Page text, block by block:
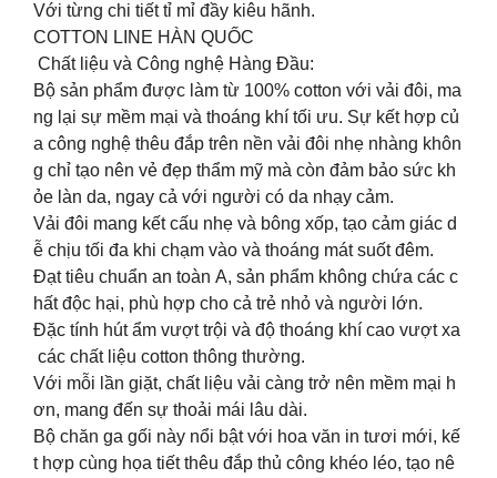
Với từng chi tiết tỉ mỉ đầy kiêu hãnh.
COTTON LINE HÀN QUỐC
Chất liệu và Công nghệ Hàng Đầu:
Bộ sản phẩm được làm từ 100% cotton với vải đôi, ma
ng lại sự mềm mại và thoáng khí tối ưu. Sự kết hợp củ
a công nghệ thêu đắp trên nền vải đôi nhẹ nhàng khôn
g chỉ tạo nên vẻ đẹp thẩm mỹ mà còn đảm bảo sức kh
ỏe làn da, ngay cả với người có da nhạy cảm.
Vải đôi mang kết cấu nhẹ và bông xốp, tạo cảm giác d
ễ chịu tối đa khi chạm vào và thoáng mát suốt đêm.
Đạt tiêu chuẩn an toàn A, sản phẩm không chứa các c
hất độc hại, phù hợp cho cả trẻ nhỏ và người lớn.
Đặc tính hút ẩm vượt trội và độ thoáng khí cao vượt xa
các chất liệu cotton thông thường.
Với mỗi lần giặt, chất liệu vải càng trở nên mềm mại h
ơn, mang đến sự thoải mái lâu dài.
Bộ chăn ga gối này nổi bật với hoa văn in tươi mới, kế
t hợp cùng họa tiết thêu đắp thủ công khéo léo, tạo nê